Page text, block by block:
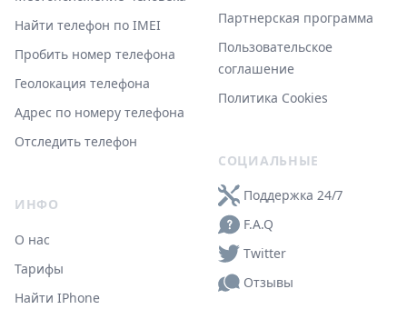
Найти телефон по IMEI
Пробить номер телефона
Геолокация телефона
Адрес по номеру телефона
Отследить телефон
ИНФО
О нас
Тарифы
Найти IPhone
Партнерская программа
Пользовательское
соглашение
Политика Cookies
СОЦИАЛЬНЫЕ
Поддержка 24/7
F.A.Q
Twitter
Отзывы